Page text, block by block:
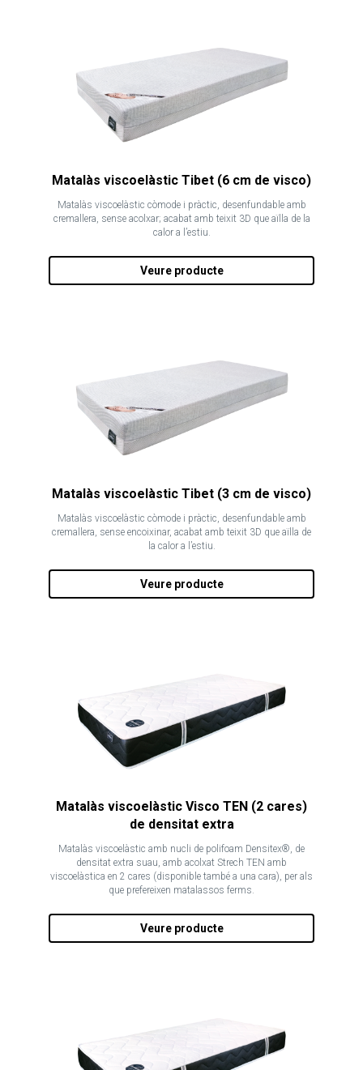
Matalàs viscoelàstic Tibet (6 cm de visco)
Matalàs viscoelàstic còmode i pràctic, desenfundable amb
cremallera, sense acolxar; acabat amb teixit 3D que aïlla de la
calor a l’estiu.
Veure producte
Matalàs viscoelàstic Tibet (3 cm de visco)
Matalàs viscoelàstic còmode i pràctic, desenfundable amb
cremallera, sense encoixinar, acabat amb teixit 3D que aïlla de
la calor a l’estiu.
Veure producte
Matalàs viscoelàstic Visco TEN (2 cares)
de densitat extra
Matalàs viscoelàstic amb nucli de polifoam Densitex®, de
densitat extra suau, amb acolxat Strech TEN amb
viscoelàstica en 2 cares (disponible també a una cara), per als
que prefereixen matalassos ferms.
Veure producte